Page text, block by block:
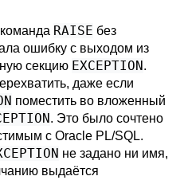
RAISE без
ошибку с выходом из
секцию EXCEPTION.
даже если
поместить во вложенный
. Это было сочтено
с Oracle PL/SQL.
не задано ни имя,
выдаётся